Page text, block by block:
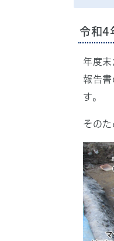
令和4
年度
報告
す。
その